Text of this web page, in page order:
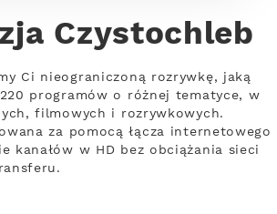
Czystochleb
Ci nieograniczoną rozrywkę, jaką
programów o różnej tematyce, w
filmowych i rozrywkowych.
za pomocą łącza internetowego
kanałów w HD bez obciążania sieci